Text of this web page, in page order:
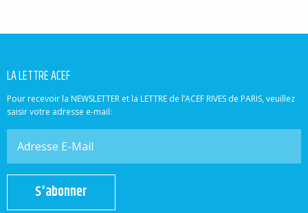
LA LETTRE ACEF
Pour recevoir la NEWSLETTER et la LETTRE de l’ACEF RIVES de PARIS, veuillez
saisir votre adresse e-mail:
S'abonner